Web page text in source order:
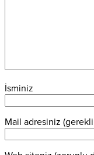
İsminiz
Mail adresiniz